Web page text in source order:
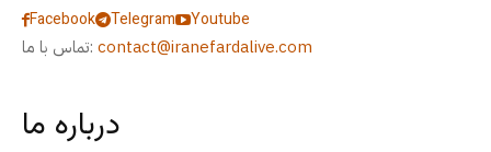
Facebook Telegram
Youtube
تماس با ما: contact@iranefardalive.com
درباره ما